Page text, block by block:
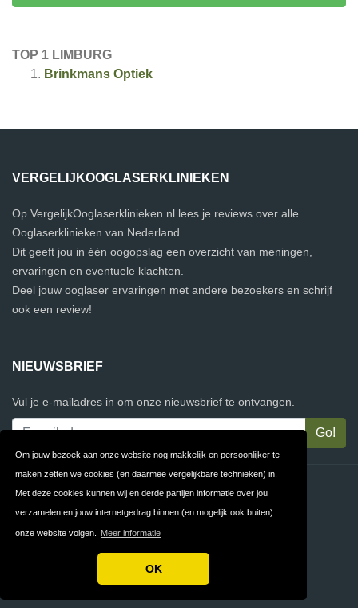
Om jouw bezoek aan onze website nog makkelijk en persoonlijker te
maken zetten we cookies (en daarmee vergelijkbare technieken) in.
Met deze cookies kunnen wij en derde partijen informatie over jou
verzamelen en jouw internetgedrag binnen (en mogelijk ook buiten)
onze website volgen. Meer informatie
OK
TOP 1 LIMBURG
Brinkmans Optiek
VERGELIJKOOGLASERKLINIEKEN
Op VergelijkOoglaserklinieken.nl lees je reviews over alle
Ooglaserklinieken van Nederland.
Dit geeft jou in één oogopslag een overzicht van meningen,
ervaringen en eventuele klachten.
Deel jouw ooglaser ervaringen met andere bezoekers en schrijf
ook een review!
NIEUWSBRIEF
Vul je e-mailadres in om onze nieuwsbrief te ontvangen.
Contact Privacy
Algemene FAQ
Copyright © 2026 VergelijkOoglaserklinieken